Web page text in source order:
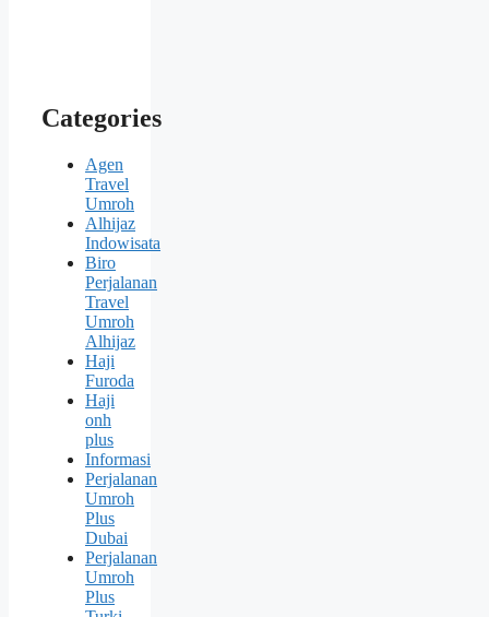
Categories
Agen
Travel
Umroh
Alhijaz
Indowisata
Biro
Perjalanan
Travel
Umroh
Alhijaz
Haji
Furoda
Haji
onh
plus
Informasi
Perjalanan
Umroh
Plus
Dubai
Perjalanan
Umroh
Plus